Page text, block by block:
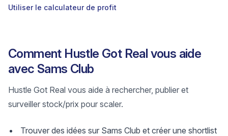
Utiliser le calculateur de profit
Comment Hustle Got Real vous aide
avec Sams Club
Hustle Got Real vous aide à rechercher, publier et
surveiller stock/prix pour scaler.
Trouver des idées sur Sams Club et créer une shortlist